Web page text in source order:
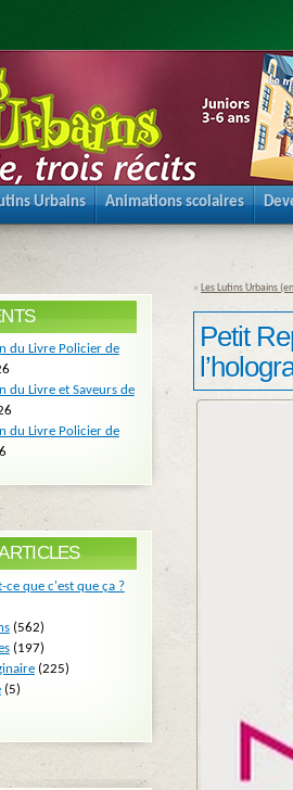
Urbains Animations scolaires
« Les Lutins Urbains
Petit
du Livre Policier de
du Livre et Saveurs de
du Livre Policier de
ce que c'est que ça ?
(562)
(197)
(225)
(5)